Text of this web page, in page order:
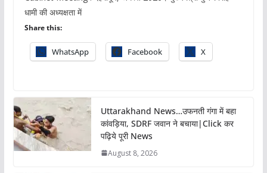
धामी की अध्यक्षता में
Share this:
WhatsApp Facebook X
Uttarakhand News…उफनती गंगा में बहा
कांवड़िया, SDRF जवान ने बचाया|Click कर
पढ़िये पूरी News
August 8, 2026